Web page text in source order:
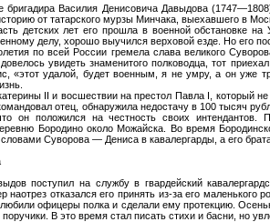
бригадира Василия Денисовича Давыдова
от татарского мурзы Минчака, выехавшего в
детских лет его прошла в военной обстановке
делу, хорошо выучился верховой езде. Но его
по всей России гремела слава великого
увидеть знаменитого полководца, тот
«этот удалой, будет военным, я не умру, а он уже
II и восшествии на престол Павла I, который
отец, обнаружила недостачу в 100 тысяч
он положился на честность своих
Бородино около Можайска. Во время
словами Суворова — Дениса в кавалергарды, а его
поступил на службу в гвардейский
наотрез отказался его принять из-за его
офицеры полка и сделали ему протекцию.
В это время стал писать стихи и басни, но